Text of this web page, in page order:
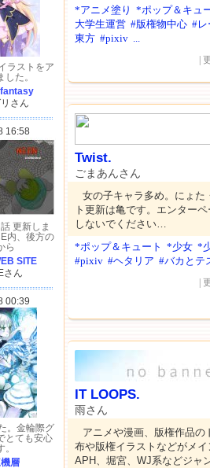
*アニメ塗り *ポップ＆キュ
大学生運営 #版権物中心 #レ
東方 #pixiv ...
|
Twist.
ごまあんさん
女の子キャラ多め。にょた
ト更新は亀です。エンター
しないでください…
*ポップ＆キュート *少女 *
#pixiv #ヘタリア #バカとテ
|
IT LOOPS.
雨さん
アニメや漫画、版権作品
布や版権イラストなどがメ
APH、堀宮、WJ系などジャ